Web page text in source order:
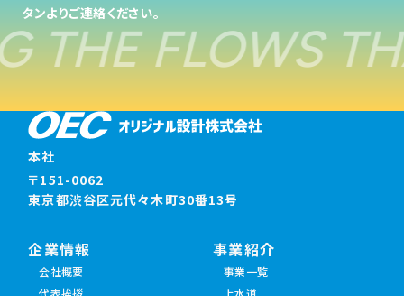
タンよりご連絡ください。
THE FLOWS
本社
〒151-0062
東京都渋谷区元代々木町30番13号
企業情報
会社概要
代表挨拶
事業紹介
事業一覧
上水道